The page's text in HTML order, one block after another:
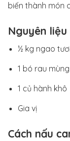
biến thành món
Nguyên liệu
½ kg ngao tươi
1 bó rau
1 củ hành khô
Gia vị
Cách nấu